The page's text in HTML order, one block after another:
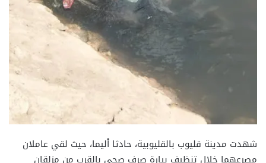
شهدت مدينة قليوب بالقليوبية، حادثا أليما، حيث لقي عاملان
مصرعهما خلال تنظيف بيارة صرف صحي بالقرب من مزلقان